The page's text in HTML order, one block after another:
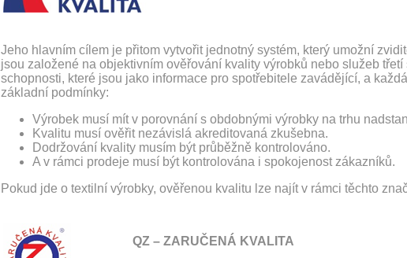
Jeho hlavním cílem je přitom vytvořit jednotný systém, který umožní
jsou založené na objektivním ověřování kvality výrobků nebo služeb
schopnosti, které jsou jako informace pro spotřebitele zavádějící, a
základní podmínky:
Výrobek musí mít v porovnání s obdobnými výrobky na trhu
Kvalitu musí ověřit nezávislá akreditovaná zkušebna.
Dodržování kvality musím být průběžně kontrolováno.
A v rámci prodeje musí být kontrolována i spokojenost zákazníků.
Pokud jde o textilní výrobky, ověřenou kvalitu lze najít v rámci těchto
QZ – ZARUČENÁ KVALITA